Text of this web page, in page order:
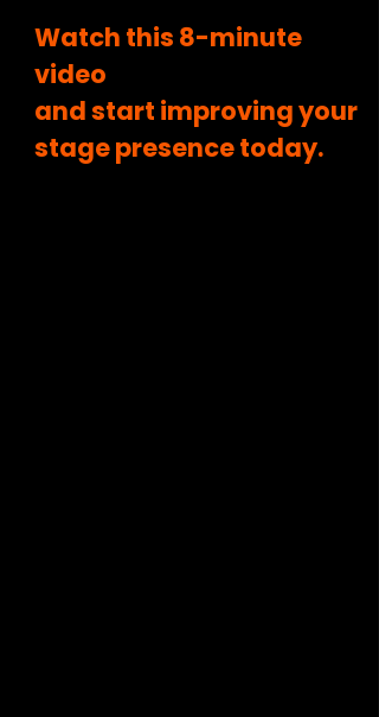
Watch this 8-minute
video
andstart improving your
stage presence today.